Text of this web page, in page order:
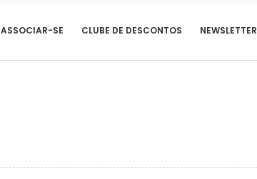
ASSOCIAR-SE CLUBE DE DESCONTOS NEWSLETTER